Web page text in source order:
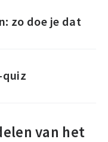
zo doe je dat
quiz
van het